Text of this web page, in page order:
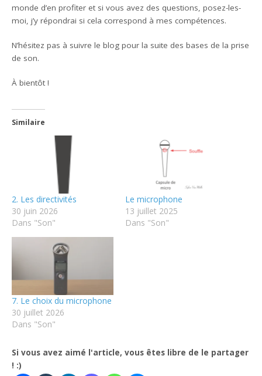
monde d’en profiter et si vous avez des questions, posez-les-
moi, j’y répondrai si cela correspond à mes compétences.
N’hésitez pas à suivre le blog pour la suite des bases de la prise
de son.
À bientôt !
Similaire
2. Les directivités
30 juin 2026
Dans "Son"
Le microphone
13 juillet 2025
Dans "Son"
7. Le choix du microphone
30 juillet 2026
Dans "Son"
Si vous avez aimé l'article, vous êtes libre de le partager
! :)